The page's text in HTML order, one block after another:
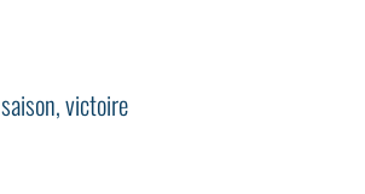
saison,victoire